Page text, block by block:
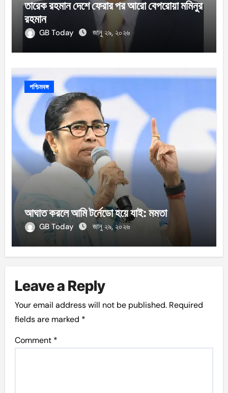
তারেক রহমান দেশে ফেরার পর আরো বেপরোয়া মমিনুর
রহমান
GB Today জানু ২৯, ২০২৬
পশ্চিমবঙ্গ
আঘাত করলে আমি টর্নেডো হয়ে যাই: মমতা
GB Today জানু ২৯, ২০২৬
Leave a Reply
Your email address will not be published. Required
fields are marked *
Comment *